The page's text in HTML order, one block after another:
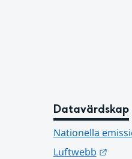
Datavärdskap
Nationella
Luftwebb
Länk